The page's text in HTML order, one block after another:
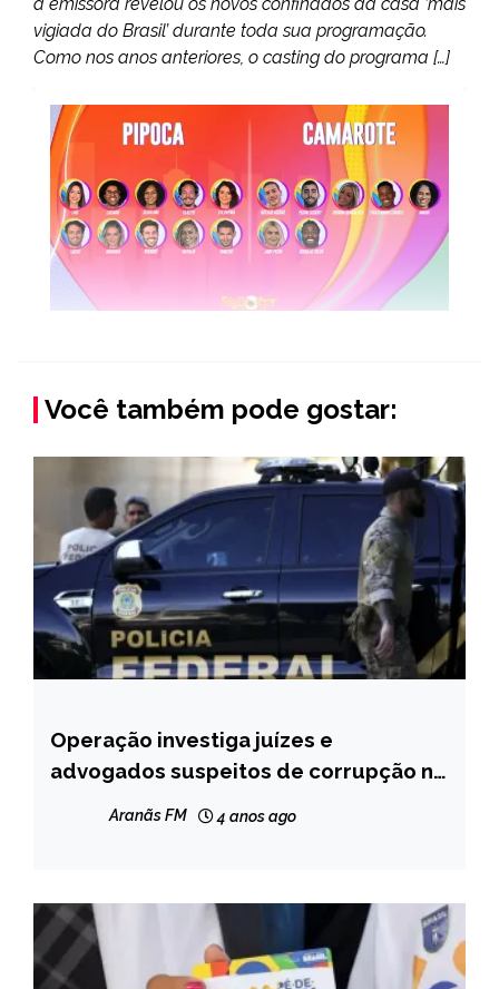
a emissora revelou os novos confinados da casa ‘mais
vigiada do Brasil’ durante toda sua programação.
Como nos anos anteriores, o casting do programa […]
Você também pode gostar:
BRASIL
NOTÍCIAS
Operação investiga juízes e
advogados suspeitos de corrupção no
Aranãs FM 4 anos ago